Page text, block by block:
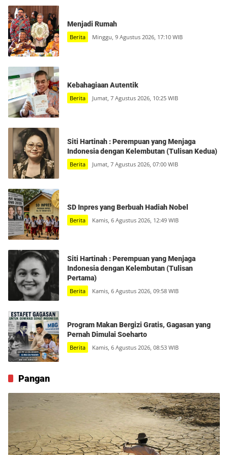
Menjadi Rumah
Berita Minggu, 9 Agustus 2026, 17:10 WIB
Kebahagiaan Autentik
Berita Jumat, 7 Agustus 2026, 10:25 WIB
Siti Hartinah : Perempuan yang Menjaga
Indonesia dengan Kelembutan (Tulisan Kedua)
Berita Jumat, 7 Agustus 2026, 07:00 WIB
SD Inpres yang Berbuah Hadiah Nobel
Berita Kamis, 6 Agustus 2026, 12:49 WIB
Siti Hartinah : Perempuan yang Menjaga
Indonesia dengan Kelembutan (Tulisan
Pertama)
Berita Kamis, 6 Agustus 2026, 09:58 WIB
Program Makan Bergizi Gratis, Gagasan yang
Pernah Dimulai Soeharto
Berita Kamis, 6 Agustus 2026, 08:53 WIB
Pangan